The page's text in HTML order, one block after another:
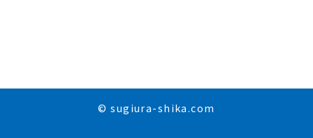
© sugiura-shika.com